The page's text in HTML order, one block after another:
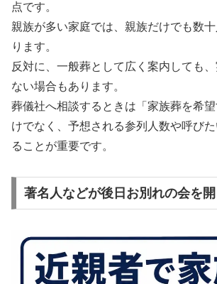
点です。
親族が多い家庭では、親族だけでも数
ります。
反対に、一般葬として広く案内しても
ない場合もあります。
葬儀社へ相談するときは「家族葬を希
けでなく、予想される参列人数や呼び
ることが重要です。
著名人などが後日お別れの会を